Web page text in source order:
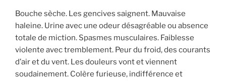
Bouche sèche. Les gencives saignent. Mauvaise
haleine. Urine avec une odeur désagréable ou absence
totale de miction. Spasmes musculaires. Faiblesse
violente avec tremblement. Peur du froid, des courants
d’air et du vent. Les douleurs vont et viennent
soudainement. Colère furieuse, indifférence et